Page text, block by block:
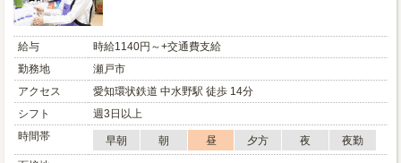
給与
時給1140円～+交通費支給
勤務地
瀬戸市
アクセス
愛知環状鉄道 中水野駅 徒歩 14分
シフト
週3日以上
時間帯
早朝 朝 昼 夕方 夜
夜勤